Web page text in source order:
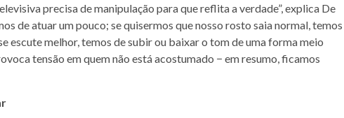
precisa de manipulação para que reflita a verdade”, explica De
de atuar um pouco; se quisermos que nosso rosto saia normal, temos
escute melhor, temos de subir ou baixar o tom de uma forma meio
tensão em quem não está acostumado − em resumo, ficamos